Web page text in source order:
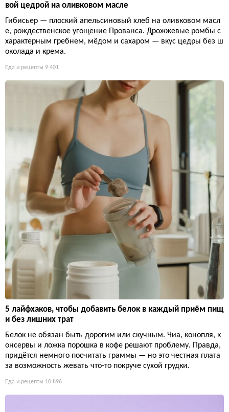
вой цедрой на оливковом масле
Гибисьер — плоский апельсиновый хлеб на оливковом масл
е, рождественское угощение Прованса. Дрожжевые ромбы с
характерным гребнем, мёдом и сахаром — вкус цедры без ш
околада и крема.
Еда и рецепты 9 401
5 лайфхаков, чтобы добавить белок в каждый приём пищ
и без лишних трат
Белок не обязан быть дорогим или скучным. Чиа, конопля, к
онсервы и ложка порошка в кофе решают проблему. Правда,
придётся немного посчитать граммы — но это честная плата
за возможность жевать что-то покруче сухой грудки.
Еда и рецепты 10 896